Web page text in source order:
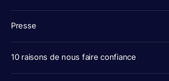
Presse
10 raisons de nous faire confiance